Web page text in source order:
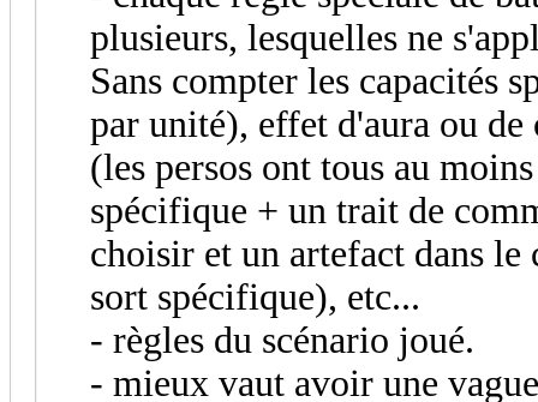
plusieurs, lesquelles ne
Sans compter les capacités
par unité), effet d'aura ou de
(les persos ont tous au
spécifique + un trait de
choisir et un artefact dans le
sort spécifique), etc...
- règles du scénario joué.
- mieux vaut avoir une